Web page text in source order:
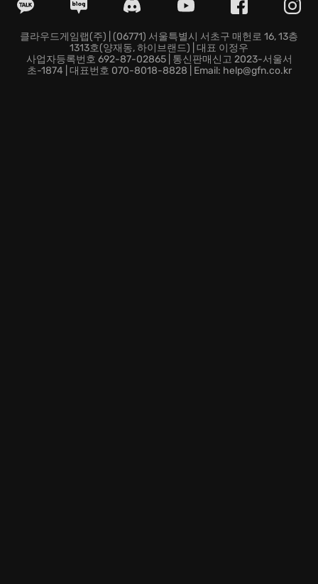
클라우드게임랩(주) | (06771) 서울특별시 서초구 매헌로 16, 13층
1313호(양재동, 하이브랜드) | 대표 이정우
사업자등록번호 692-87-02865 | 통신판매신고 2023-서울서
초-1874 | 대표번호 070-8018-8828 | Email: help@gfn.co.kr